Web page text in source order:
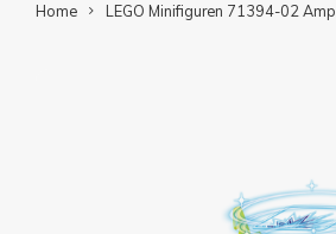
Home LEGO Minifiguren 71394-02 Amp